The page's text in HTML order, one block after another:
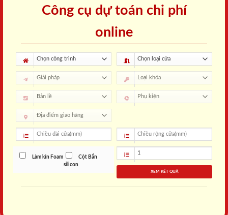
Công cụ dự toán chi phí
online
Làm kín Foam
Cột Bắn
silicon
XEM KẾT QUẢ